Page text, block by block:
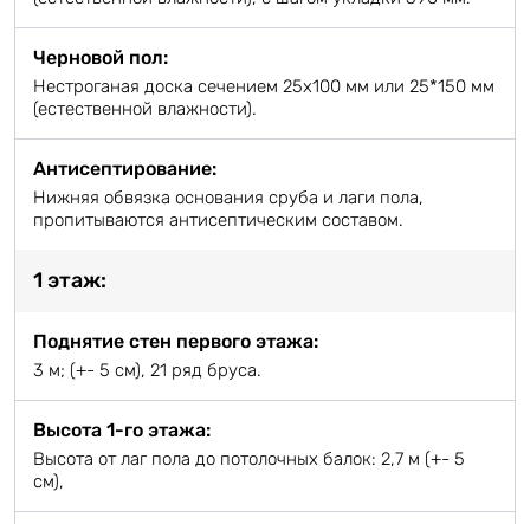
Черновой пол:
Нестроганая доска сечением 25х100 мм или 25*150 мм
(естественной влажности).
Антисептирование:
Нижняя обвязка основания сруба и лаги пола,
пропитываются антисептическим составом.
1 этаж:
Поднятие стен первого этажа:
3 м; (+- 5 см), 21 ряд бруса.
Высота 1-го этажа:
Высота от лаг пола до потолочных балок: 2,7 м (+- 5
см),